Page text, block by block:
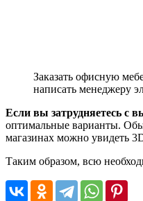
Заказать офисную
написать менеджеру
Если вы затрудняетесь с
оптимальные варианты.
магазинах можно увидеть
Таким образом, всю